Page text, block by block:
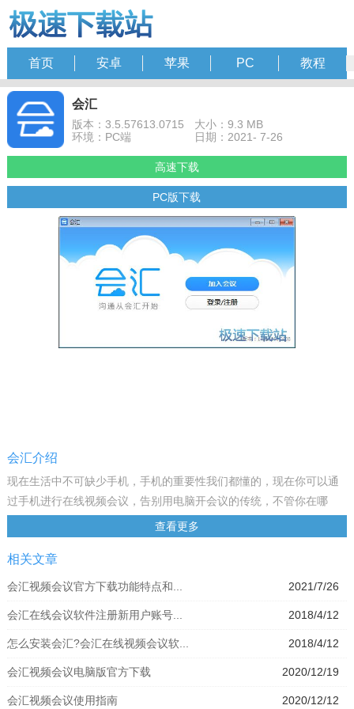
首页 安卓 苹果 PC 教程
会汇
版本：3.5.57613.0715
大小：9.3 MB
环境：PC端
日期：2021- 7-26
高速下载
PC版下载
会汇介绍
现在生活中不可缺少手机，手机的重要性我们都懂的，现在你可以通
过手机进行在线视频会议，告别用电脑开会议的传统，不管你在哪
里，只要你有手机你就可以参加各种各样的视频会议，非常方便，接
下来极速小编为你介绍一款视频会议软件——会汇。
基本介绍
会汇电脑版是一款专业的在线视频会议软件，基于云端技术，为用户
传统硬件即可使用视频会议，并且还具有ios、Android客户端，可实
现跨平台随时随地视频会议沟通，可用于远程培训、远程拜访及产品
会汇官方介绍会汇是一款云视频会议服务软件，将网络在线会议和移
动视频会议集成到了易于使用的统一云端产品。会汇为您提供高清视
查看更多
相关文章
2021/7/26
会汇视频会议官方下载功能特点和...
2018/4/12
会汇在线会议软件注册新用户账号...
2018/4/12
怎么安装会汇?会汇在线视频会议软...
2020/12/19
会汇视频会议电脑版官方下载
2020/12/12
会汇视频会议使用指南